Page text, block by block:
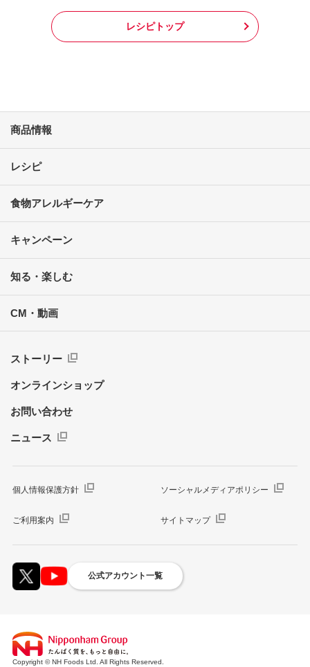
レシピトップ
商品情報
レシピ
食物アレルギーケア
キャンペーン
知る・楽しむ
CM・動画
ストーリー
オンラインショップ
お問い合わせ
ニュース
個人情報保護方針 ソーシャルメディアポリシー
ご利用案内 サイトマップ
公式アカウント一覧
Copyright © NH Foods Ltd. All Rights Reserved.